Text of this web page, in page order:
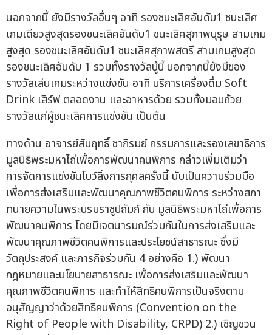
นอกจากนี้ ยังมีรางวัลอื่นๆ อาทิ รองชนะเลิศอันดับ1 ชนะเลิศ
เกมเดียวสูงสุดรองชนะเลิศอันดับ1 ชนะเลิศสุภาพบุรุษ สามเกม
สูงสุด รองชนะเลิศอันดับ1 ชนะเลิศสุภาพสตรี สามเกมสูงสุด
รองชนะเลิศอันดับ 1 รวมทั้งรางวัลบู้บี้ นอกจากนี้ยังมีของ
รางวัลเล่นเกมระหว่างแข่งขัน อาทิ บริการเครื่องดื่ม Soft
Drink เสิร์ฟ ตลอดงาน และอาหารด้วย รวมทั้งมอบถ้วย
รางวัลแก่ผู้ชนะเลิศการแข่งขัน เป็นต้น
ทางด้าน อาจารย์สัมฤทธิ์ ชาภิรมย์ กรรมการและรองเลขาธิการ
มูลนิธิพระมหาไถ่เพื่อการพัฒนาคนพิการ กล่าวเพิ่มเติมว่า
การจัดการแข่งขันโบว์ลิ่งการกุศลครั้งนี้ นับเป็นความร่วมมือ
เพื่อการส่งเสริมและพัฒนาคุณภาพชีวิตคนพิการ ระหว่างสภา
ทนายความในพระบรมราชูปถัมภ์ กับ มูลนิธิพระมหาไถ่เพื่อการ
พัฒนาคนพิการ โดยมีเจตนารมณ์ร่วมกันในการส่งเสริมและ
พัฒนาคุณภาพชีวิตคนพิการและประโยชน์สาธารณะ ซึ่งมี
วัตถุประสงค์ และภารกิจร่วมกัน 4 อย่างคือ 1.) พัฒนา
กฎหมายและนโยบายสาธารณะ เพื่อการส่งเสริมและพัฒนา
คุณภาพชีวิตคนพิการ และทำให้สิทธิคนพิการเป็นจริงตาม
อนุสัญญาว่าด้วยสิทธิคนพิการ (Convention on the
Right of People with Disability, CRPD) 2.) เชิญชวน